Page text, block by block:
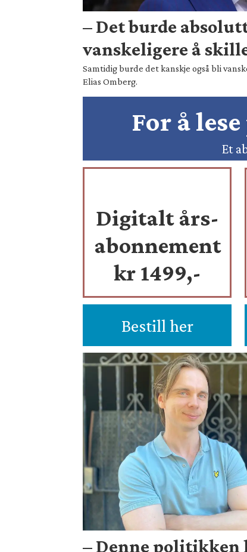
– Det burde
vanskeligere å
Samtidig burde det kanskje også bli
Elias Omberg.
For å
Et
Digitalt års-
abonnement
kr 1499,-
Bestill her
– Denne politikken